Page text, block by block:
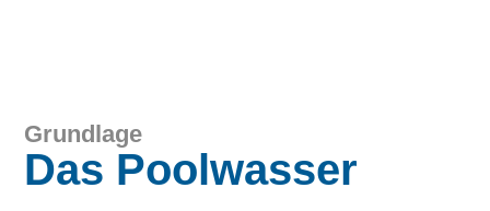
Grundlage
Das Poolwasser